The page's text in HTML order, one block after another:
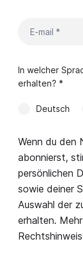
In welcher
erhalten? *
Deutsch
Wenn du den
abonnierst,
persönlichen
sowie deiner
Auswahl der
erhalten.
Rechtshinweis